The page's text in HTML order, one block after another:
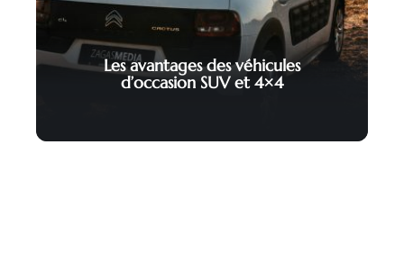
Les avantages des véhicules
d’occasion SUV et 4×4